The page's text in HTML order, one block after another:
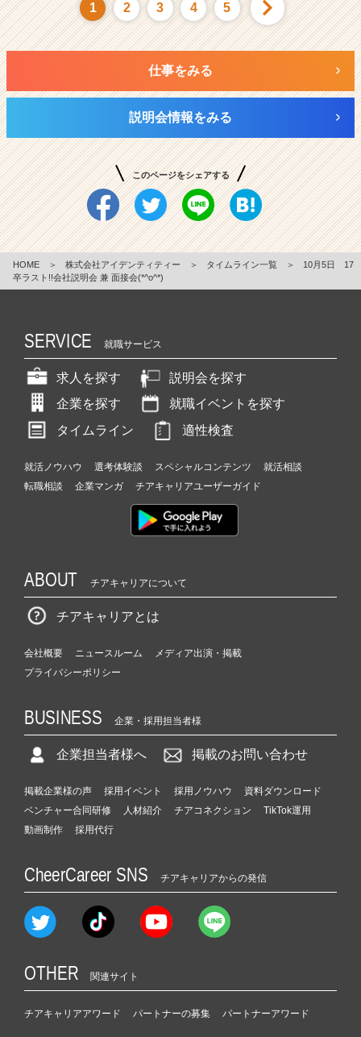
1 2 3 4 5
仕事をみる
説明会情報をみる
このページをシェアする
HOME ＞ 株式会社アイデンティティー ＞ タイムライン一覧 ＞
10月5日 17
卒ラスト!!会社説明会 兼 面接会(*^o^*)
SERVICE 就職サービス
求人を探す
説明会を探す
企業を探す
就職イベントを探す
タイムライン
適性検査
就活ノウハウ 選考体験談 スペシャルコンテンツ
就活相談
転職相談
企業マンガ チアキャリアユーザーガイド
ABOUT チアキャリアについて
チアキャリアとは
会社概要 ニュースルーム
メディア出演・掲載
プライバシーポリシー
BUSINESS 企業・採用担当者様
企業担当者様へ 掲載のお問い合わせ
掲載企業様の声 採用イベント 採用ノウハウ
資料ダウンロード
ベンチャー合同研修
人材紹介 チアコネクション
TikTok運用
動画制作
採用代行
CheerCareer SNS チアキャリアからの発信
OTHER 関連サイト
チアキャリアアワード パートナーの募集 パートナーアワード